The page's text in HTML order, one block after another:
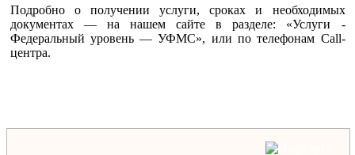
Подробно о получении услуги, сроках и необходимых
документах — на нашем сайте в разделе: «Услуги -
Федеральный уровень — УФМС», или по телефонам Call-
центра.